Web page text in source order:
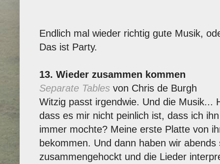
Endlich mal wieder richtig gute Musik,
Das ist Party.
13. Wieder zusammen kommen
Separate Tables von Chris de Burgh
Witzig passt irgendwie. Und die Musik...
dass es mir nicht peinlich ist, dass ich
immer mochte? Meine erste Platte von
bekommen. Und dann haben wir
zusammengehockt und die Lieder